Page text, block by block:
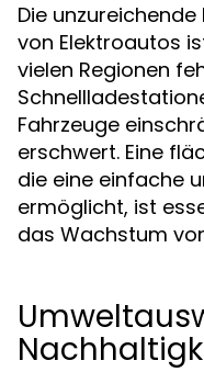
Die
von Elektroautos
vielen Regionen
Fahrzeuge
erschwert. Eine
die eine einfache
ermöglicht, ist
das Wachstum